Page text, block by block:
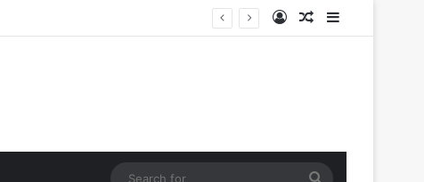
Log InRandom Article
Sidebar